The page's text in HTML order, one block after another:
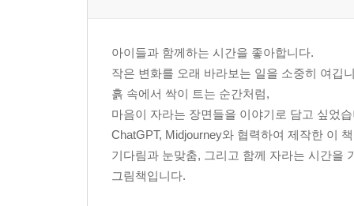
아이들과 함께하는 시간을 좋아합니다.
작은 변화를 오래 바라보는 일을 소중히 여깁
흙 속에서 싹이 트는 순간처럼,
마음이 자라는 장면들을 이야기로 담고 싶었
ChatGPT, Midjourney와 협력하여 제작한 이
기다림과 눈맞춤, 그리고 함께 자라는 시간을
그림책입니다.